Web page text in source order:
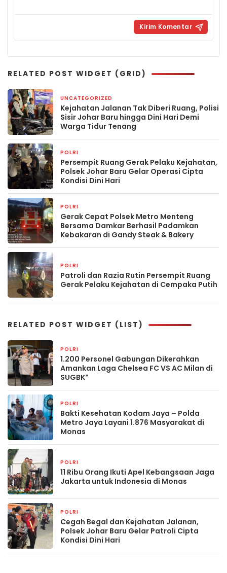
RELATED POST WIDGET (GRID)
UNCATEGORIZED
Kejahatan Jalanan Tak Diberi Ruang, Polisi
Sisir Johar Baru hingga Dini Hari Demi
Warga Tidur Tenang
POLRI
Persempit Ruang Gerak Pelaku Kejahatan,
Polsek Johar Baru Gelar Operasi Cipta
Kondisi Dini Hari
POLRI
Gerak Cepat Polsek Metro Menteng
Bersama Damkar Berhasil Padamkan
Kebakaran di Gandy Steak & Bakery
POLRI
Patroli dan Razia Rutin Persempit Ruang
Gerak Pelaku Kejahatan di Cempaka Putih
RELATED POST WIDGET (LIST)
POLRI
1.200 Personel Gabungan Dikerahkan
Amankan Laga Chelsea FC VS AC Milan di
SUGBK*
POLRI
Bakti Kesehatan Kodam Jaya – Polda
Metro Jaya Layani 1.876 Masyarakat di
Monas
POLRI
11 Ribu Orang Ikuti Apel Kebangsaan Jaga
Jakarta untuk Indonesia di Monas
POLRI
Cegah Begal dan Kejahatan Jalanan,
Polsek Johar Baru Gelar Patroli Cipta
Kondisi Dini Hari